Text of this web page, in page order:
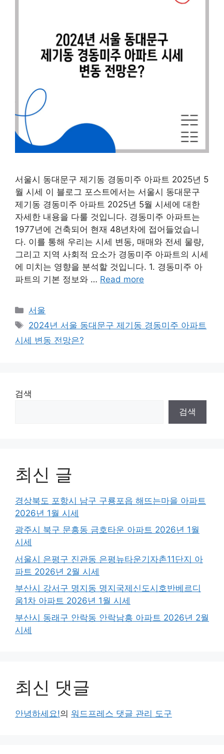
서울시 동대문구 제기동 경동미주 아파트 2025년 5
월 시세 이 블로그 포스트에서는 서울시 동대문구
제기동 경동미주 아파트 2025년 5월 시세에 대한
자세한 내용을 다룰 것입니다. 경동미주 아파트는
1977년에 건축되어 현재 48년차에 접어들었습니
다. 이를 통해 우리는 시세 변동, 매매와 전세 물량,
그리고 지역 사회적 요소가 경동미주 아파트의 시세
에 미치는 영향을 분석할 것입니다. 1. 경동미주 아
파트의 기본 정보와 … Read more
Categories
서울
Tags
2024년 서울 동대문구 제기동 경동미주 아파트
시세 변동 전망은?
검색
검색
최신 글
경상북도 포항시 남구 구룡포읍 해뜨는마을 아파트
2026년 1월 시세
광주시 북구 문흥동 금호타운 아파트 2026년 1월
시세
서울시 은평구 진관동 은평뉴타운기자촌11단지 아
파트 2026년 2월 시세
부산시 강서구 명지동 명지국제신도시호반베르디
움1차 아파트 2026년 1월 시세
부산시 동래구 안락동 안락남흥 아파트 2026년 2월
시세
최신 댓글
안녕하세요!의 워드프레스 댓글 관리 도구